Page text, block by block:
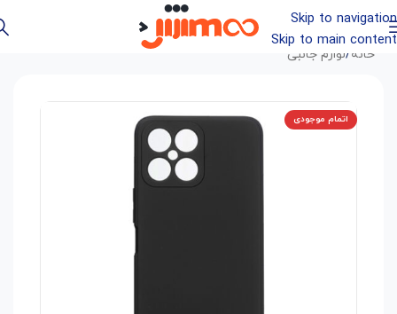
Skip to navigation
Skip to main content
خانه /لوازم جانبی
اتمام موجودی